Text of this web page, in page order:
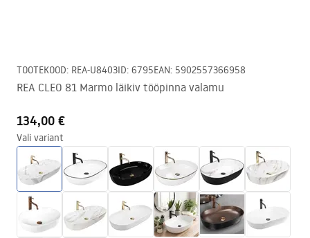
TOOTEKOOD: REA-U8403ID: 6795EAN: 5902557366958
REA CLEO 81 Marmo läikiv tööpinna valamu
134,00 €
Vali variant